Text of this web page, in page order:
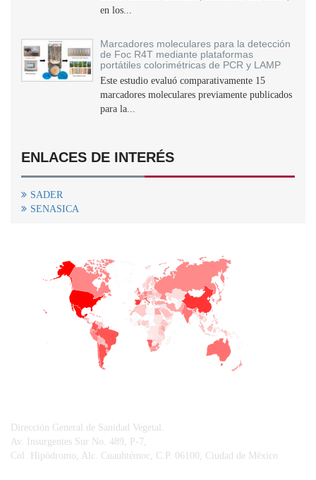
en los...
Marcadores moleculares para la detección
de Foc R4T mediante plataformas
portátiles colorimétricas de PCR y LAMP
Este estudio evaluó comparativamente 15
marcadores moleculares previamente publicados
para la...
ENLACES DE INTERÉS
SADER
SENASICA
Dirección General de Sanidad Vegetal.
Av. Insurgentes Sur No. 489, P-7,
Col. Hipódromo, Alc. Cuauhtémoc, C.P. 06100, Ciudad de México